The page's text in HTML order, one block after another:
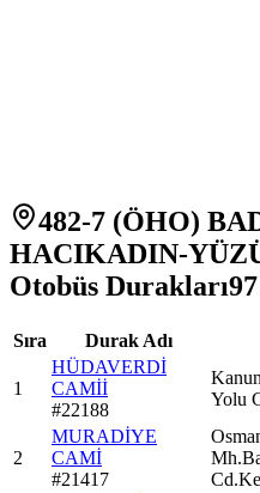
482-7 (ÖHO)
HACIKADIN-
Otobüs Durakları97
Sıra Durak Adı
1
HÜDAVERDİ
CAMİİ
#22188
Yolu
2
MURADİYE
CAMİ
#21417